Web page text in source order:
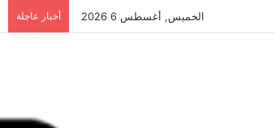
الخميس, أغسطس 6 2026 أخبار عاجلة